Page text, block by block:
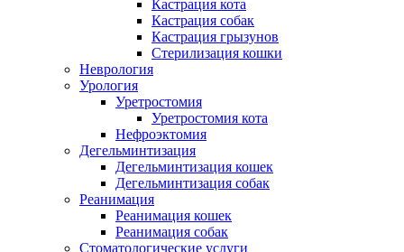
Кастрация кота
Кастрация собак
Кастрация грызунов
Стерилизация кошки
Неврология
Урология
Уретростомия
Уретростомия кота
Нефроэктомия
Дегельминтизация
Дегельминтизация кошек
Дегельминтизация собак
Реанимация
Реанимация кошек
Реанимация собак
Стоматологические услуги